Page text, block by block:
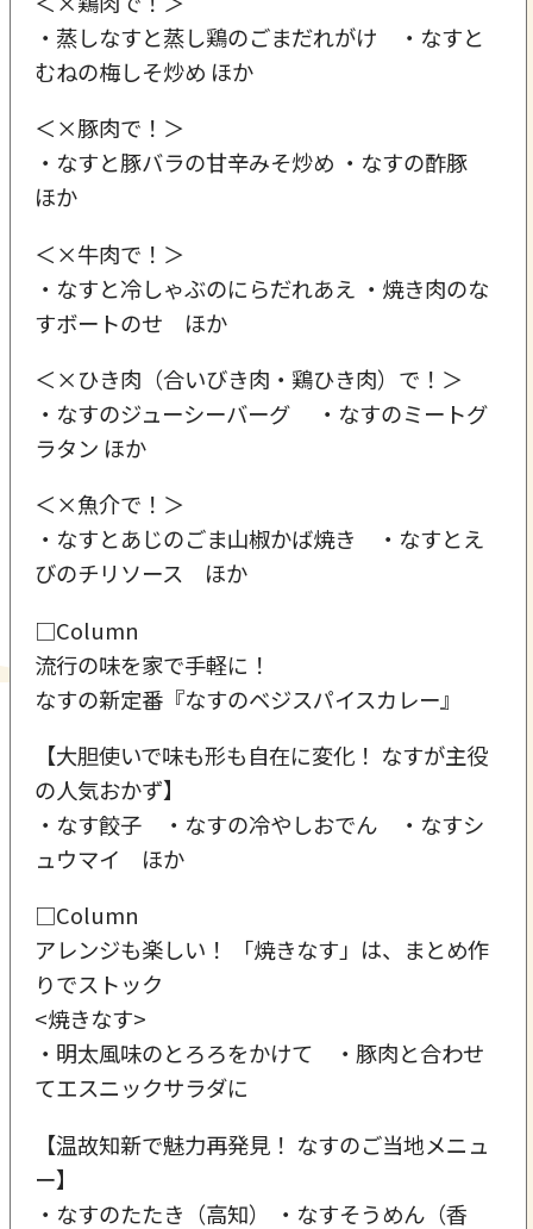
・蒸しなすと蒸し鶏のごまだれがけ ・なすと
むねの梅しそ炒め ほか
＜×豚肉で！＞
・なすと豚バラの甘辛みそ炒め ・なすの酢豚
ほか
＜×牛肉で！＞
・なすと冷しゃぶのにらだれあえ ・焼き肉のな
すボートのせ ほか
＜×ひき肉（合いびき肉・鶏ひき肉）で！＞
・なすのジューシーバーグ ・なすのミートグ
ラタン ほか
＜×魚介で！＞
・なすとあじのごま山椒かば焼き ・なすとえ
びのチリソース ほか
□Column
流行の味を家で手軽に！
なすの新定番『なすのベジスパイスカレー』
【大胆使いで味も形も自在に変化！ なすが主役
の人気おかず】
・なす餃子 ・なすの冷やしおでん ・なすシ
ュウマイ ほか
□Column
アレンジも楽しい！ 「焼きなす」は、まとめ作
りでストック
<焼きなす>
・明太風味のとろろをかけて ・豚肉と合わせ
てエスニックサラダに
【温故知新で魅力再発見！ なすのご当地メニュ
ー】
・なすのたたき（高知） ・なすそうめん（香